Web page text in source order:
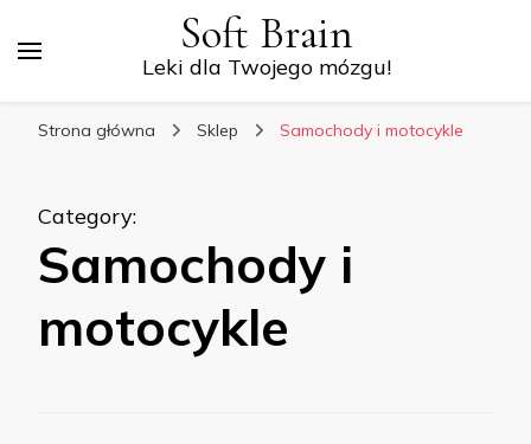
Soft Brain
Leki dla Twojego mózgu!
Strona główna Sklep Samochody i motocykle
Category:
Samochody i
motocykle